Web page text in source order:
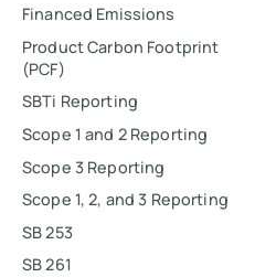
Financed Emissions
Product Carbon Footprint
(PCF)
SBTi Reporting
Scope 1 and 2 Reporting
Scope 3 Reporting
Scope 1, 2, and 3 Reporting
SB 253
SB 261